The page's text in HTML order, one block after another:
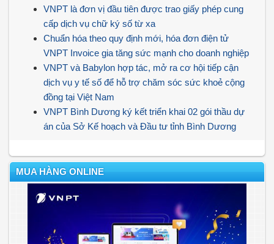
VNPT là đơn vị đầu tiên được trao giấy phép cung
cấp dịch vụ chữ ký số từ xa
Chuẩn hóa theo quy định mới, hóa đơn điện tử
VNPT Invoice gia tăng sức mạnh cho doanh nghiệp
VNPT và Babylon hợp tác, mở ra cơ hội tiếp cận
dịch vụ y tế số để hỗ trợ chăm sóc sức khoẻ cộng
đồng tại Việt Nam
VNPT Bình Dương ký kết triển khai 02 gói thầu dự
án của Sở Kế hoạch và Đầu tư tỉnh Bình Dương
MUA HÀNG ONLINE